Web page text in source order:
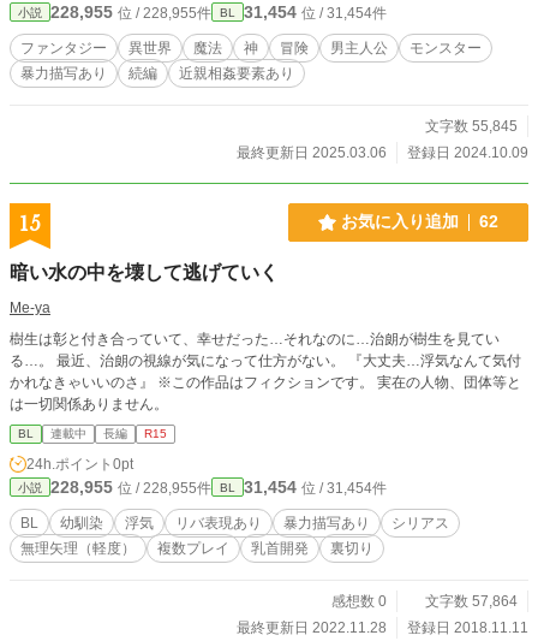
小説 228,955 位 / 228,955件 BL 31,454 位 / 31,454件
ファンタジー 異世界 魔法 神 冒険 男主人公
モンスター
暴力描写あり
続編 近親相姦要素あり
文字数 55,845
最終更新日 2025.03.06
登録日 2024.10.09
15 お気に入り追加 62
暗い水の中を壊して逃げていく
Me-ya
樹生は彰と付き合っていて、幸せだった…それなのに…治朗が樹生を見てい
る…。 最近、治朗の視線が気になって仕方がない。 『大丈夫…浮気なんて気付
かれなきゃいいのさ』 ※この作品はフィクションです。 実在の人物、団体等と
は一切関係ありません。
BL 連載中 長編 R15
24h.ポイント 0pt
小説 228,955 位 / 228,955件 BL 31,454 位 / 31,454件
BL 幼馴染 浮気 リバ表現あり 暴力描写あり
シリアス
無理矢理（軽度）
複数プレイ 乳首開発 裏切り
感想数 0
文字数 57,864
最終更新日 2022.11.28
登録日 2018.11.11